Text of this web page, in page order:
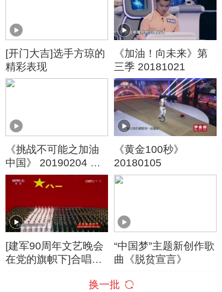
[开门大吉]选手方琼的
精彩表现
《加油！向未来》第
三季 20181021
《挑战不可能之加油
中国》 20190204 新
春盛典 1
《黄金100秒》
20180105
[建军90周年文艺晚会
在党的旗帜下]合唱
歌》 合唱：中国人民
“中国梦”主题新创作歌
曲《脱贫宣言》
换一批